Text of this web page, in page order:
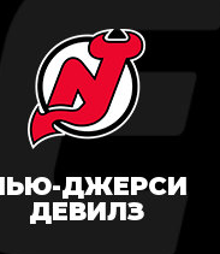
ДЖЕРСИ
ДЕВИЛЗ